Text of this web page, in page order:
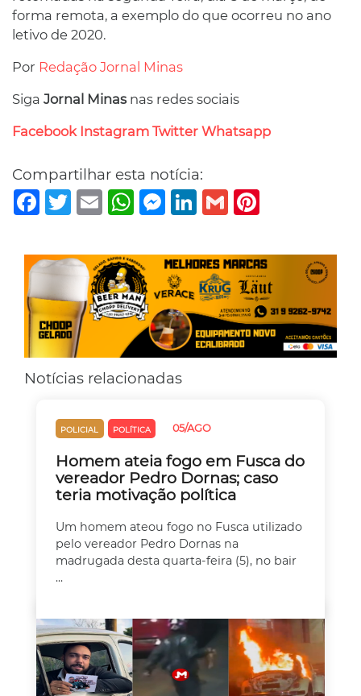
forma remota, a exemplo do que ocorreu no ano
letivo de 2020.
Por Redação Jornal Minas
Siga Jornal Minasnas redes sociais
Facebook Instagram Twitter Whatsapp
Compartilhar esta notícia:
Facebook
TwitterEmail WhatsAppMessenger
LinkedIn
Gmail
Notícias relacionadas
POLICIAL POLÍTICA 05/AGO
Homem ateia fogo em Fusca do
vereador Pedro Dornas; caso
teria motivação política
Um homem ateou fogo no Fusca utilizado
pelo vereador Pedro Dornas na
madrugada desta quarta-feira (5), no bair
...